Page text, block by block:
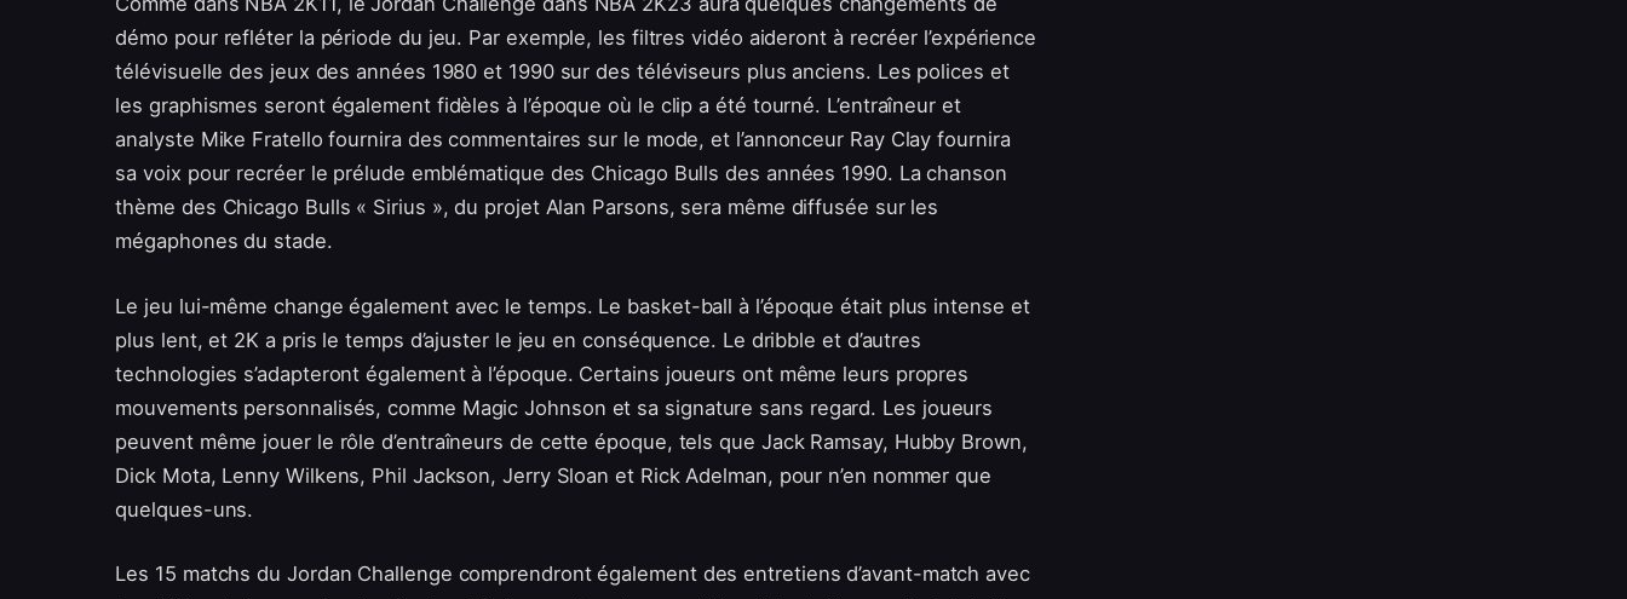
démo pour refléter la période du jeu. Par exemple, les filtres vidéo aideront à recréer l’expérience
télévisuelle des jeux des années 1980 et 1990 sur des téléviseurs plus anciens. Les polices et
les graphismes seront également fidèles à l’époque où le clip a été tourné. L’entraîneur et
analyste Mike Fratello fournira des commentaires sur le mode, et l’annonceur Ray Clay fournira
sa voix pour recréer le prélude emblématique des Chicago Bulls des années 1990. La chanson
thème des Chicago Bulls « Sirius », du projet Alan Parsons, sera même diffusée sur les
mégaphones du stade.
Le jeu lui-même change également avec le temps. Le basket-ball à l’époque était plus intense et
plus lent, et 2K a pris le temps d’ajuster le jeu en conséquence. Le dribble et d’autres
technologies s’adapteront également à l’époque. Certains joueurs ont même leurs propres
mouvements personnalisés, comme Magic Johnson et sa signature sans regard. Les joueurs
peuvent même jouer le rôle d’entraîneurs de cette époque, tels que Jack Ramsay, Hubby Brown,
Dick Mota, Lenny Wilkens, Phil Jackson, Jerry Sloan et Rick Adelman, pour n’en nommer que
quelques-uns.
Les 15 matchs du Jordan Challenge comprendront également des entretiens d’avant-match avec